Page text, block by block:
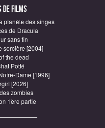
de Films
planète des singes
de Dracula
sans fin
sorcière [2004]
the dead
Potté
Dame [1996]
[2026]
zombies
1ère partie